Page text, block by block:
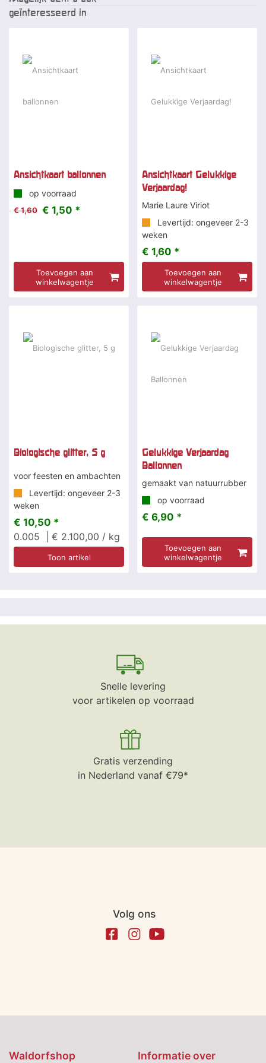
geïnteresseerd in
Ansichtkaart ballonnen
op voorraad
€ 1,60 € 1,50 *
Toevoegen aan
winkelwagentje
Ansichtkaart Gelukkige
Verjaardag!
Marie Laure Viriot
Levertijd: ongeveer 2-3
weken
€ 1,60 *
Toevoegen aan
winkelwagentje
Biologische glitter, 5 g
voor feesten en ambachten
Levertijd: ongeveer 2-3
weken
€ 10,50 *
0.005
| € 2.100,00 / kg
Toon artikel
Gelukkige Verjaardag
Ballonnen
gemaakt van natuurrubber
op voorraad
€ 6,90 *
Toevoegen aan
winkelwagentje
Snelle levering
voor artikelen op voorraad
Gratis verzending
in Nederland vanaf €79*
Volg ons
Waldorfshop Informatie over